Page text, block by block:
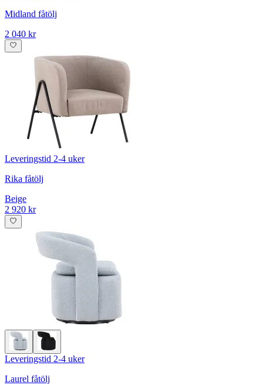
Midland fåtölj
2 040 kr
Leveringstid 2-4 uker
Rika fåtölj
Beige
2 920 kr
Leveringstid 2-4 uker
Laurel fåtölj